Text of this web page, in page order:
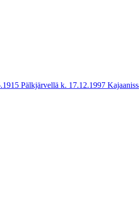
Pälkjärvellä k. 17.12.1997